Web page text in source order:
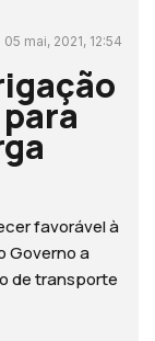
05 mai, 2021, 12:54
favorável à
Governo a
de transporte